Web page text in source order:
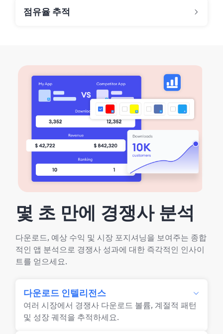
점유율 추적
몇 초 만에 경쟁사 분석
다운로드, 예상 수익 및 시장 포지셔닝을 보여주는 종합
적인 앱 분석으로 경쟁사 성과에 대한 즉각적인 인사이
트를 얻으세요.
다운로드 인텔리전스
여러 시장에서 경쟁사 다운로드 볼륨, 계절적 패턴
및 성장 궤적을 추적하세요.